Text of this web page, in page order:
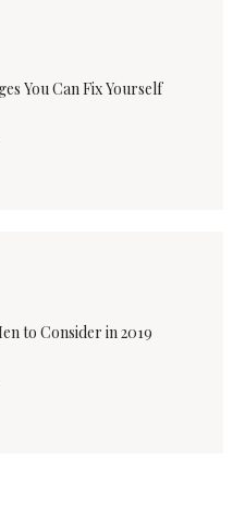
You Can Fix Yourself
to Consider in 2019